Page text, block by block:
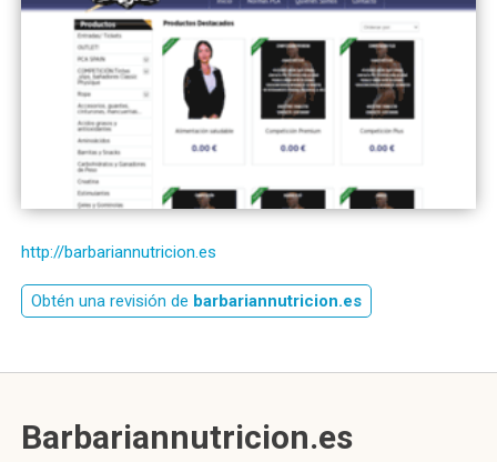
http://barbariannutricion.es
Obtén una revisión de barbariannutricion.es
Barbariannutricion.es